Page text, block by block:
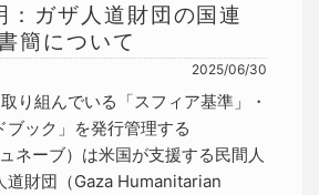
ガザ人道財団の国連
簡について
2025/06/30
り組んでいる「スフィア基準」・
ブック」を発行管理する
ネーブ）は米国が支援する民間人
道財団（Gaza Humanitarian